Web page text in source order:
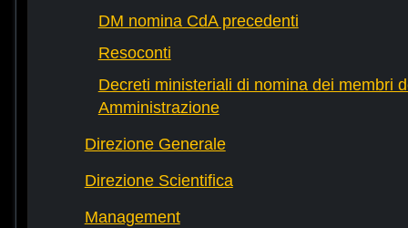
DM nomina CdA precedenti
Resoconti
Decreti ministeriali di nomina dei membri
Amministrazione
Direzione Generale
Direzione Scientifica
Management